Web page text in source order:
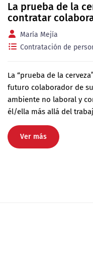
La prueba de la
contratar
María Mejía
Contratación de
La “prueba de la
futuro colaborador de
ambiente no laboral y
él/ella más allá del
Ver más